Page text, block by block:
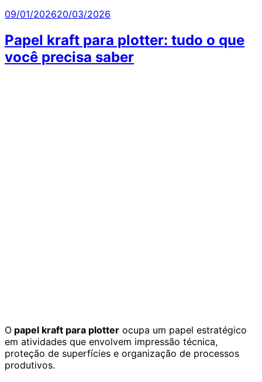
Publicado
09/01/202620/03/2026
Papel kraft para plotter: tudo o que
você precisa saber
O papel kraft para plotter ocupa um papel estratégico
em atividades que envolvem impressão técnica,
proteção de superfícies e organização de processos
produtivos.